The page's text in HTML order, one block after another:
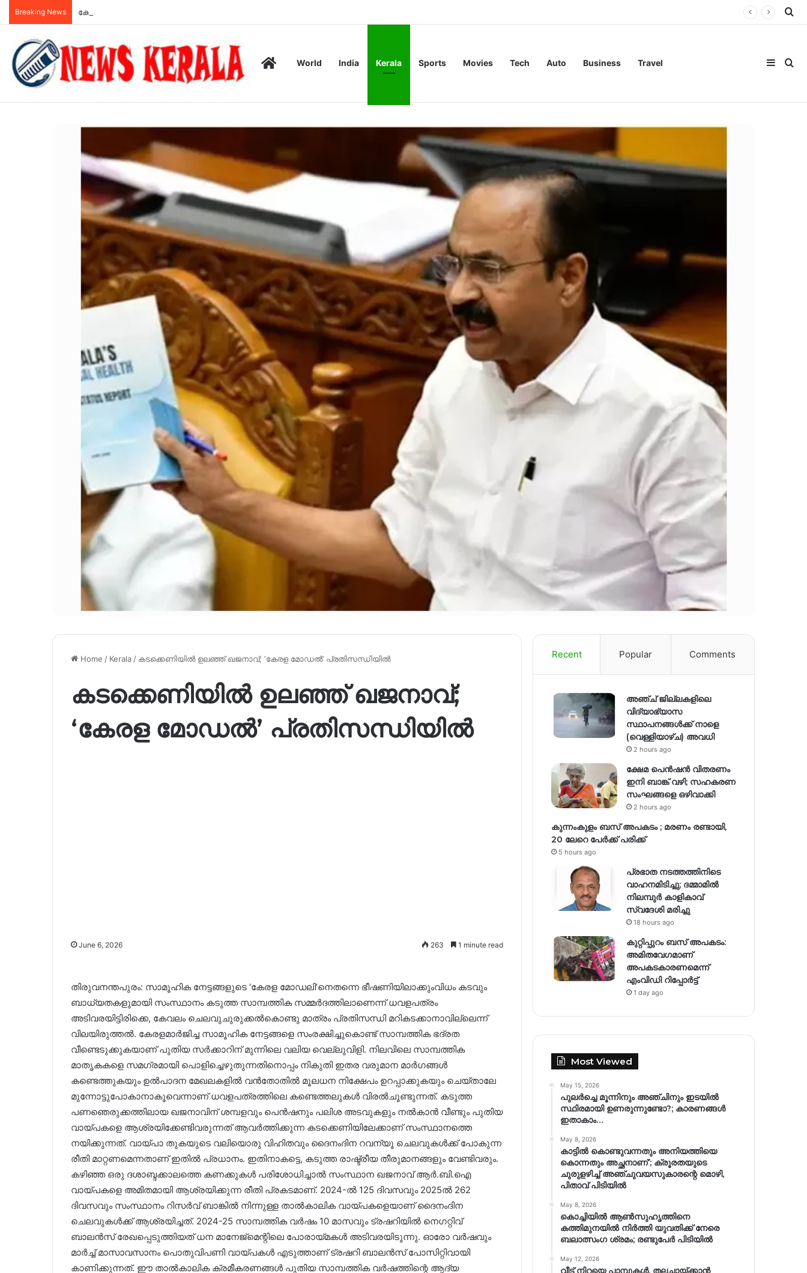
Breaking News ക്ഷേമ പെൻഷൻ വിതരണം ഇനി ബാങ്ക് വഴി; സഹകരണ സംഘങ്ങളെ ഒഴിവാക്കി
HomeWorld India Kerala Sports Movies Tech Auto Business Travel
Home / Kerala / കടക്കെണിയിൽ ഉലഞ്ഞ് ഖജനാവ്; ‘കേരള മോഡൽ’ പ്രതിസന്ധിയിൽ
കടക്കെണിയിൽ ഉലഞ്ഞ് ഖജനാവ്;
‘കേരള മോഡൽ’ പ്രതിസന്ധിയിൽ
June 6, 2026 263 1 minute read
തിരുവനന്തപുരം: സാമൂഹിക നേട്ടങ്ങളുടെ ‘കേരള മോഡലി’നെതന്നെ ഭീഷണിയിലാക്കുംവിധം കടവും
ബാധ്യതകളുമായി സംസ്ഥാനം കടുത്ത സാമ്പത്തിക സമ്മർദത്തിലാണെന്ന് ധവളപത്രം
അടിവരയിട്ടിരിക്കെ, കേവലം ചെലവുചുരുക്കൽകൊണ്ടു മാത്രം പ്രതിസന്ധി മറികടക്കാനാവില്ലെന്ന്
വിലയിരുത്തൽ. കേരളമാർജിച്ച സാമൂഹിക നേട്ടങ്ങളെ സംരക്ഷിച്ചുകൊണ്ട് സാമ്പത്തിക ഭദ്രത
വീണ്ടെടുക്കുകയാണ് പുതിയ സർക്കാറിന് മുന്നിലെ വലിയ വെല്ലുവിളി. നിലവിലെ സാമ്പത്തിക
മാതൃകകളെ സമഗ്രമായി പൊളിച്ചെഴുതുന്നതിനൊപ്പം നികുതി ഇതര വരുമാന മാർഗങ്ങൾ
കണ്ടെത്തുകയും ഉൽപാദന മേഖലകളിൽ വൻതോതിൽ മൂലധന നിക്ഷേപം ഉറപ്പാക്കുകയും ചെയ്താലേ
മുന്നോട്ടുപോകാനാകൂവെന്നാണ് ധവളപത്രത്തിലെ കണ്ടെത്തലുകൾ വിരൽചൂണ്ടുന്നത്. കടുത്ത
പണഞെരുക്കത്തിലായ ഖജനാവിന് ശമ്പളവും പെൻഷനും പലിശ അടവുകളും നൽകാൻ വീണ്ടും പുതിയ
വായ്പകളെ ആശ്രയിക്കേണ്ടിവരുന്നത് ആവർത്തിക്കുന്ന കടക്കെണിയിലേക്കാണ് സംസ്ഥാനത്തെ
നയിക്കുന്നത്. വായ്പാ തുകയുടെ വലിയൊരു വിഹിതവും ദൈനംദിന റവന്യൂ ചെലവുകൾക്ക് പോകുന്ന
രീതി മാറ്റണമെന്നതാണ് ഇതിൽ പ്രധാനം. ഇതിനാകട്ടെ, കടുത്ത രാഷ്ട്രീയ തീരുമാനങ്ങളും വേണ്ടിവരും.
കഴിഞ്ഞ ഒരു ദശാബ്ദക്കാലത്തെ കണക്കുകൾ പരിശോധിച്ചാൽ സംസ്ഥാന ഖജനാവ് ആർ.ബി.ഐ
വായ്പകളെ അമിതമായി ആശ്രയിക്കുന്ന രീതി പ്രകടമാണ്. 2024-ൽ 125 ദിവസവും 2025ൽ 262
ദിവസവും സംസ്ഥാനം റിസർവ് ബാങ്കിൽ നിന്നുള്ള താൽകാലിക വായ്പകളെയാണ് ദൈനംദിന
ചെലവുകൾക്ക് ആശ്രയിച്ചത്. 2024-25 സാമ്പത്തിക വർഷം 10 മാസവും ട്രഷറിയിൽ നെഗറ്റിവ്
ബാലൻസ് രേഖപ്പെടുത്തിയത് ധന മാനേജ്‌മെന്റിലെ പോരായ്മകൾ അടിവരയിടുന്നു. ഓരോ വർഷവും
മാർച്ച് മാസാവസാനം പൊതുവിപണി വായ്പകൾ എടുത്താണ് ട്രഷറി ബാലൻസ് പോസിറ്റിവായി
കാണിക്കുന്നത്. ഈ താൽകാലിക ക്രമീകരണങ്ങൾ പുതിയ സാമ്പത്തിക വർഷത്തിന്റെ ആദ്യ
Recent Popular Comments
അഞ്ച് ജില്ലകളിലെ
വിദ്യാഭ്യാസ
സ്ഥാപനങ്ങൾക്ക് നാളെ
(വെള്ളിയാഴ്ച) അവധി
2 hours ago
ക്ഷേമ പെൻഷൻ വിതരണം
ഇനി ബാങ്ക് വഴി; സഹകരണ
സംഘങ്ങളെ ഒഴിവാക്കി
2 hours ago
കുന്നംകുളം ബസ് അപകടം ; മരണം രണ്ടായി,
20 ലേറെ പേർക്ക് പരിക്ക്
5 hours ago
പ്രഭാത നടത്തത്തിനിടെ
വാഹനമിടിച്ചു; ദമ്മാമിൽ
നിലമ്പുർ കാളികാവ്
സ്വദേശി മരിച്ചു
18 hours ago
കുറ്റിപ്പുറം ബസ് അപകടം:
അമിതവേഗമാണ്
അപകടകാരണമെന്ന്
എംവിഡി റിപ്പോർട്ട്
1 day ago
Most Viewed
May 15, 2026
പുലർച്ചെ മൂന്നിനും അഞ്ചിനും ഇടയിൽ
സ്ഥിരമായി ഉണരുന്നുണ്ടോ?; കാരണങ്ങള്‍
ഇതാകാം…
May 8, 2026
കാട്ടിൽ കൊണ്ടുവന്നതും അനിയത്തിയെ
കൊന്നതും അച്ഛനാണ്’; ക്രൂരതയുടെ
ചുരുളഴിച്ച് അഞ്ചുവയസുകാരന്റെ മൊഴി,
പിതാവ് പിടിയിൽ
May 8, 2026
കൊച്ചിയിൽ ആൺസുഹൃത്തിനെ
കത്തിമുനയിൽ നിർത്തി യുവതിക്ക് നേരെ
ബലാത്സംഗ​ ശ്രമം; രണ്ടുപേർ പിടിയിൽ
May 12, 2026
വീട് നിറയെ പാമ്പുകൾ, തലചായ്ക്കാൻ